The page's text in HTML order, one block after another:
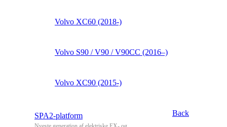
Volvo XC60 (2018-)
Volvo S90 / V90 / V90CC (2016–)
Volvo XC90 (2015-)
SPA2-platform Back